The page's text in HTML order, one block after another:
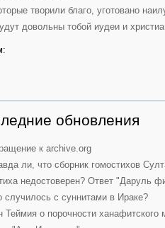
творили благо, уготовано
довольны тобой иудеи и
обновления
к archive.org
ли, что сборник гомостихов
недостоверен? Ответ "Даруль
случилось с суннитами в Ираке?
Теймия о порочности ханафитского